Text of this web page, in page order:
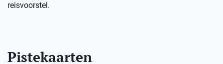
reisvoorstel.
Pistekaarten